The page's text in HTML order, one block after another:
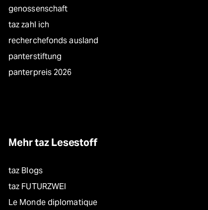
genossenschaft
taz zahl ich
recherchefonds ausland
panterstiftung
panterpreis 2026
Mehr taz Lesestoff
taz Blogs
taz FUTURZWEI
Le Monde diplomatique